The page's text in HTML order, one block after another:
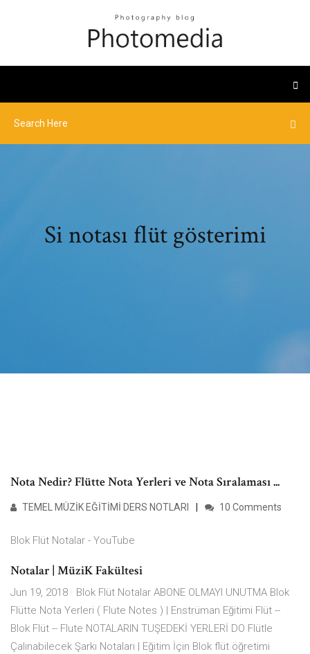
Si notası flüt gösterimi
Nota Nedir? Flütte Nota Yerleri ve Nota Sıralaması ...
TEMEL MÜZİK EĞİTİMİ DERS NOTLARI 10 Comments
Blok Flüt Notalar - YouTube
Notalar | MüziK Fakültesi
Jun 19, 2018 · Blok Flüt Notalar ABONE OLMAYI UNUTMA Blok
Flütte Nota Yerleri ( Flute Notes ) | Enstrüman Eğitimi Flüt --
Blok Flüt -- Flute NOTALARIN TUŞEDEKİ YERLERİ DO Flütle
Çalınabilecek Şarkı Notaları | Eğitim İçin Blok flüt öğretimi